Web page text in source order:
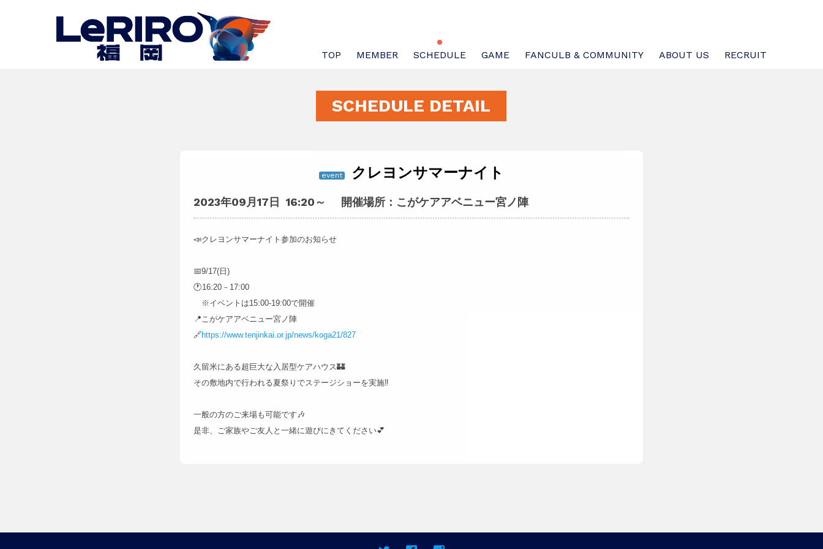
TOP MEMBER SCHEDULE GAME FANCULB & COMMUNITY ABOUT US RECRUIT
SCHEDULE DETAIL
event クレヨンサマーナイト
2023年09月17日 16:20～ 開催場所：こがケアアベニュー宮ノ陣
📣クレヨンサマーナイト参加のお知らせ
📅9/17(日)
🕐16:20－17:00
※イベントは15:00-19:00で開催
📍こがケアアベニュー宮ノ陣
🔗https://www.tenjinkai.or.jp/news/koga21/827
久留米にある超巨大な入居型ケアハウス🏰
その敷地内で行われる夏祭りでステージショーを実施‼️
一般の方のご来場も可能です🎶
是非、ご家族やご友人と一緒に遊びにきてください💕